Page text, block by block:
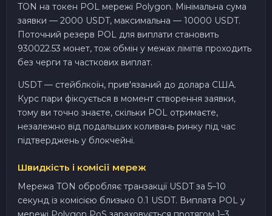
TON на токен POL мережі Polygon. Мінімальна сума
заявки — 2000 USDT, максимальна — 10000 USDT.
Поточний резерв POL для виплати становить
930022.53 монет, тож обмін у межах лімітів проходить
без черги та часткових виплат.
USDT — стейблкоїн, прив'язаний до долара США.
Курс пари фіксується в момент створення заявки,
тому ви точно знаєте, скільки POL отримаєте,
незалежно від подальших коливань ринку під час
підтверджень у блокчейні.
Швидкість і комісії мереж
Мережа TON обробляє транзакції USDT за 5–10
секунд із комісією близько 0.1 USDT. Виплата POL у